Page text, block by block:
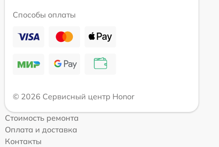
Способы оплаты
© 2026 Сервисный центр Honor
Стоимость ремонта
Оплата и доставка
Контакты